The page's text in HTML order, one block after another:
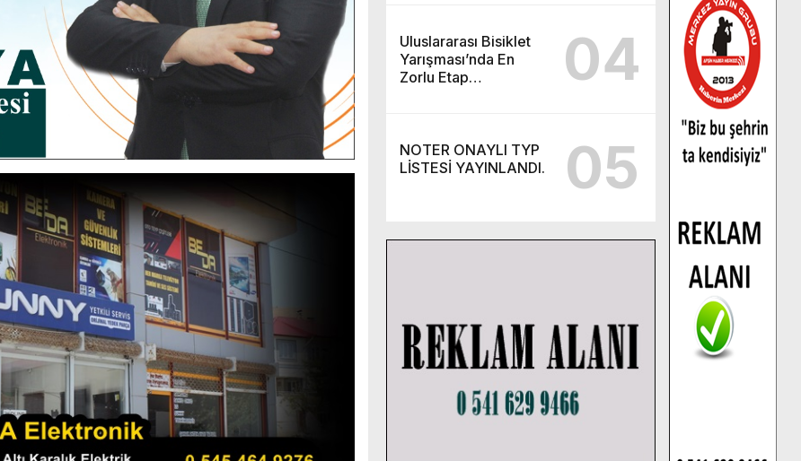
Uluslararası Bisiklet
Yarışması’nda En
Zorlu Etap
04
NOTER ONAYLI TYP
LİSTESİ YAYINLANDI.
05